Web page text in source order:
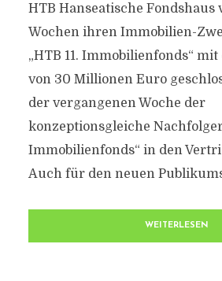
HTB Hanseatische Fondshaus
Wochen ihren Immobilien-
„HTB 11. Immobilienfonds“
von 30 Millionen Euro
der vergangenen Woche der
konzeptionsgleiche Nachfolger
Immobilienfonds“ in den
Auch für den neuen
WEITERLESEN